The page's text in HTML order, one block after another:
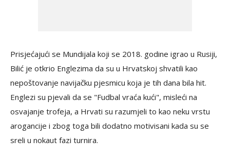
Prisjećajući se Mundijala koji se 2018. godine igrao u Rusiji,
Bilić je otkrio Englezima da su u Hrvatskoj shvatili kao
nepoštovanje navijačku pjesmicu koja je tih dana bila hit.
Englezi su pjevali da se "Fudbal vraća kući", misleći na
osvajanje trofeja, a Hrvati su razumjeli to kao neku vrstu
arogancije i zbog toga bili dodatno motivisani kada su se
sreli u nokaut fazi turnira.